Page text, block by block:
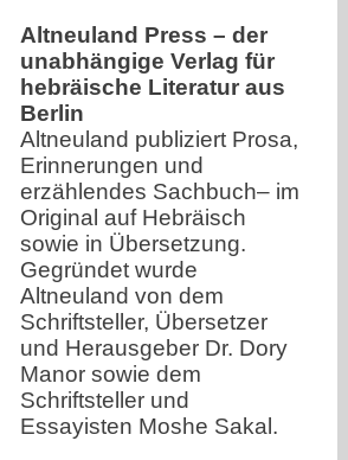
Altneuland Press – der
unabhängige Verlag für
hebräische Literatur aus
Berlin
Altneuland publiziert Prosa,
Erinnerungen und
erzählendes Sachbuch– im
Original auf Hebräisch
sowie in Übersetzung.
Gegründet wurde
Altneuland von dem
Schriftsteller, Übersetzer
und Herausgeber Dr. Dory
Manor sowie dem
Schriftsteller und
Essayisten Moshe Sakal.